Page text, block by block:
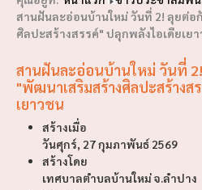
สานฝันละอ่อนบ้านใหม่ วันที่ 2! ลุยต่
ศิลปะสร้างสรรค์" ปลุกพลังไอเดียเย
สานฝันละอ่อนบ้านใหม่ วันที่
"พัฒนาเสริมสร้างศิลปะสร้างส
เยาวชน
สร้างเมื่อ
วันศุกร์, 27 กุมภาพันธ์ 2569
สร้างโดย
เทศบาลตำบลบ้านใหม่ จ.ลำปาง